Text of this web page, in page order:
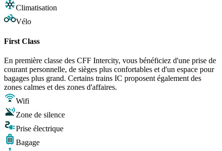
Climatisation
Vélo
First Class
En première classe des CFF Intercity, vous bénéficiez d'une prise de
courant personnelle, de sièges plus confortables et d'un espace pour
bagages plus grand. Certains trains IC proposent également des
zones calmes et des zones d'affaires.
Wifi
Zone de silence
Prise électrique
Bagage